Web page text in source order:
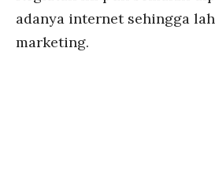
adanya internet sehingga
marketing.